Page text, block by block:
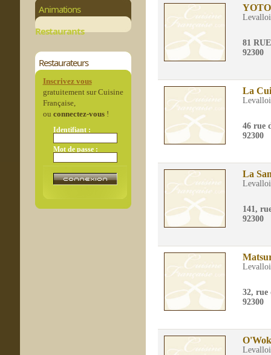
Animations
Restaurants
Restaurateurs
Inscrivez vous
gratuitement sur Cuisine
Française,
ou connectez-vous!
Identifiant :
Mot de passe :
81
92300
La
46 rue
92300
La
141,
92300
32, rue
92300